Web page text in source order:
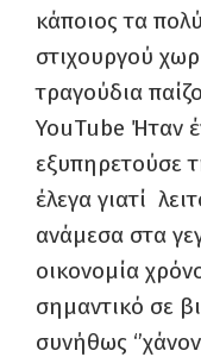
κάποιος τα
στιχουργού
τραγούδια
YouTube Ήταν
εξυπηρετούσε
έλεγα γιατί
ανάμεσα στα
οικονομία
σημαντικό σε
συνήθως